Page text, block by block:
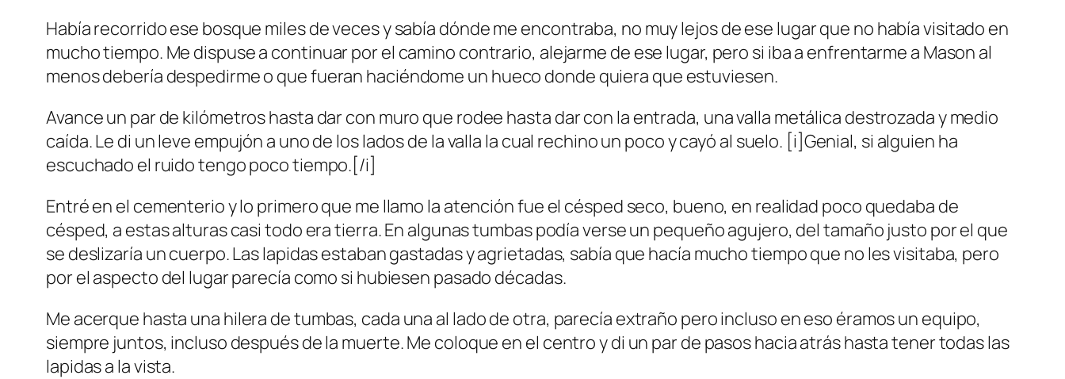
Había recorrido ese bosque miles de veces y sabía dónde me encontraba, no muy lejos de ese lugar que no había visitado en
mucho tiempo. Me dispuse a continuar por el camino contrario, alejarme de ese lugar, pero si iba a enfrentarme a Mason al
menos debería despedirme o que fueran haciéndome un hueco donde quiera que estuviesen.
Avance un par de kilómetros hasta dar con muro que rodee hasta dar con la entrada, una valla metálica destrozada y medio
caída. Le di un leve empujón a uno de los lados de la valla la cual rechino un poco y cayó al suelo. [i]Genial, si alguien ha
escuchado el ruido tengo poco tiempo.[/i]
Entré en el cementerio y lo primero que me llamo la atención fue el césped seco, bueno, en realidad poco quedaba de
césped, a estas alturas casi todo era tierra. En algunas tumbas podía verse un pequeño agujero, del tamaño justo por el que
se deslizaría un cuerpo. Las lapidas estaban gastadas y agrietadas, sabía que hacía mucho tiempo que no les visitaba, pero
por el aspecto del lugar parecía como si hubiesen pasado décadas.
Me acerque hasta una hilera de tumbas, cada una al lado de otra, parecía extraño pero incluso en eso éramos un equipo,
siempre juntos, incluso después de la muerte. Me coloque en el centro y di un par de pasos hacia atrás hasta tener todas las
lapidas a la vista.